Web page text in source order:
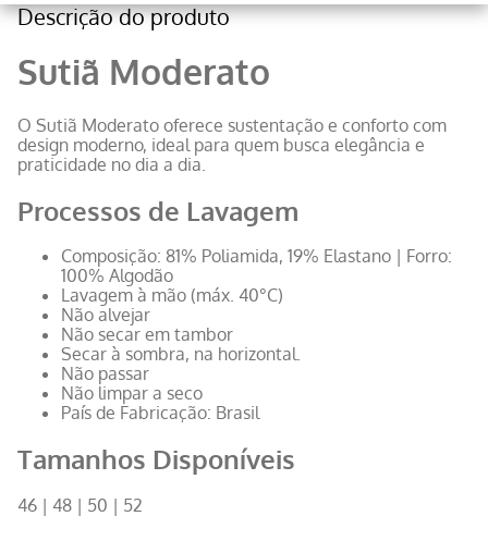
Descrição do produto
Sutiã Moderato
O Sutiã Moderato oferece sustentação e conforto com
design moderno, ideal para quem busca elegância e
praticidade no dia a dia.
Processos de Lavagem
Composição: 81% Poliamida, 19% Elastano | Forro:
100% Algodão
Lavagem à mão (máx. 40°C)
Não alvejar
Não secar em tambor
Secar à sombra, na horizontal.
Não passar
Não limpar a seco
País de Fabricação: Brasil
Tamanhos Disponíveis
46 | 48 | 50 | 52